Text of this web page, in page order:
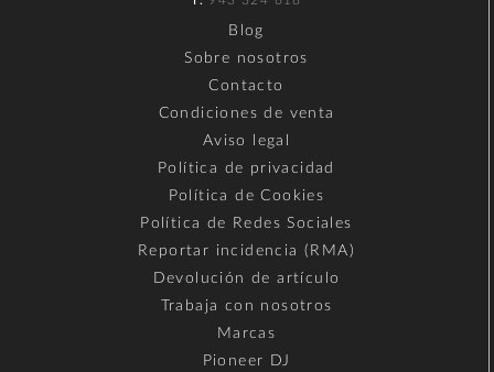
Blog
Sobre nosotros
Contacto
Condiciones de venta
Aviso legal
Política de privacidad
Política de Cookies
Política de Redes Sociales
Reportar incidencia (RMA)
Devolución de artículo
Trabaja con nosotros
Marcas
Pioneer DJ